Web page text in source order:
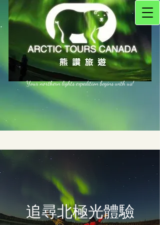
Your northern lights expedition begins with us!
​追尋北極光體驗